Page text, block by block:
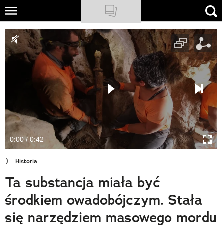
Skip
main
content
NATIONAL GEOGRAPHIC
TRAVELER
PODCASTY
Newsletter
Cuda Polski
Wielki Konkurs Fotograficzny
Trendbook Podróżniczy
Polecane
0:00 / 0:42
Historia
Ta substancja miała być
środkiem owadobójczym. Stała
się narzędziem masowego mordu